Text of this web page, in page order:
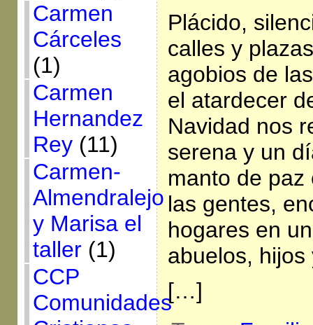
Carmen
Cárceles
(1)
Carmen
Hernandez
Rey(11)
Carmen-
Almendralejo
y Marisa el
taller(1)
CCP
Comunidades
Plácido,
calles y
agobios de
el atardecer
Navidad nos
serena y un
manto de paz
las gentes,
hogares en
abuelos, hijos
[…]